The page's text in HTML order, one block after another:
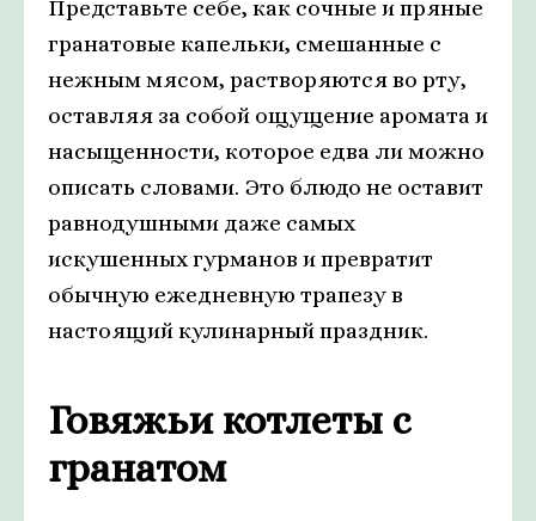
Представьте себе, как сочные и пряные
гранатовые капельки, смешанные с
нежным мясом, растворяются во рту,
оставляя за собой ощущение аромата и
насыщенности, которое едва ли можно
описать словами. Это блюдо не оставит
равнодушными даже самых
искушенных гурманов и превратит
обычную ежедневную трапезу в
настоящий кулинарный праздник.
Говяжьи котлеты с
гранатом